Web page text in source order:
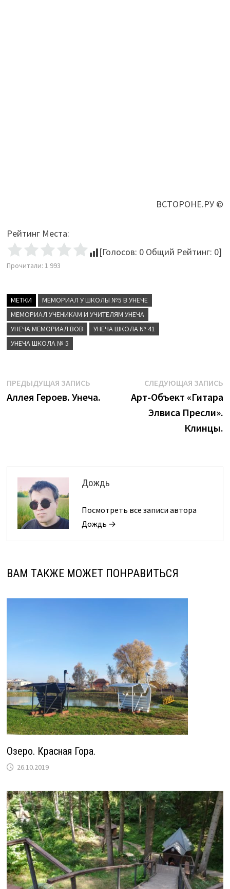
ВСТОРОНЕ.РУ ©
Рейтинг Места:
[Голосов: 0Общий Рейтинг: 0]
Прочитали: 1 993
МЕТКИ
МЕМОРИАЛ У ШКОЛЫ №5 В УНЕЧЕ
МЕМОРИАЛ УЧЕНИКАМ И УЧИТЕЛЯМ УНЕЧА
УНЕЧА МЕМОРИАЛ ВОВ
УНЕЧА ШКОЛА № 41
УНЕЧА ШКОЛА № 5
Навигация
по
ПРЕДЫДУЩАЯ ЗАПИСЬПредыдущая
запись:
Аллея Героев. Унеча.
СЛЕДУЮЩАЯ ЗАПИСЬ
Арт-Объект «Гитара
Элвиса Пресли».
Клинцы.
Дождь
Посмотреть все записи автора
Дождь →
ВАМ ТАКЖЕ МОЖЕТ ПОНРАВИТЬСЯ
Озеро. Красная Гора.
26.10.2019